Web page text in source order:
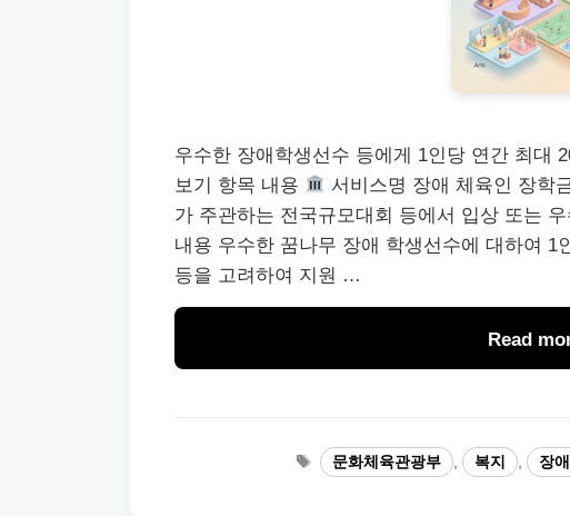
우수한 장애학생선수 등에게 1인당 연간 최대
보기 항목 내용
서비스명 장애 체육인 장학
가 주관하는 전국규모대회 등에서 입상 또는
내용 우수한 꿈나무 장애 학생선수에 대하여 1
등을 고려하여 지원 …
Read
Tags문화체육관광부 복지 장